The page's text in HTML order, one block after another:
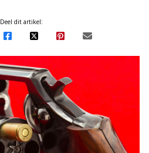
Deel dit artikel: